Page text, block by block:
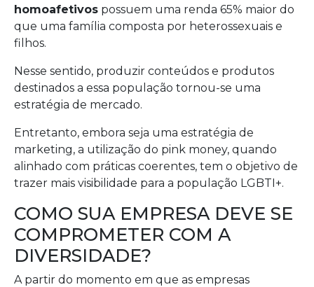
homoafetivos possuem uma renda 65% maior do
que uma família composta por heterossexuais e
filhos.
Nesse sentido, produzir conteúdos e produtos
destinados a essa população tornou-se uma
estratégia de mercado.
Entretanto, embora seja uma estratégia de
marketing, a utilização do pink money, quando
alinhado com práticas coerentes, tem o objetivo de
trazer mais visibilidade para a população LGBTI+.
COMO SUA EMPRESA DEVE SE
COMPROMETER COM A
DIVERSIDADE?
A partir do momento em que as empresas